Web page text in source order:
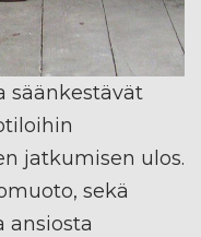
säänkestävät
jatkumisen ulos.
sekä
ansiosta